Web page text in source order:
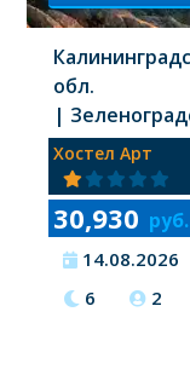
обл.
|
Хостел Арт
30,930 руб.
14.08.2026
6
2